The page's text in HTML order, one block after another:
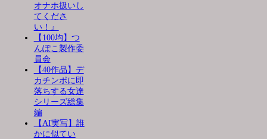
オナホ扱いし
てくださ
い！』
【100均】つ
んぽこ製作委
員会
【40作品】デ
カチンポに即
落ちする女達
シリーズ総集
編
【AI実写】誰
かに似てい